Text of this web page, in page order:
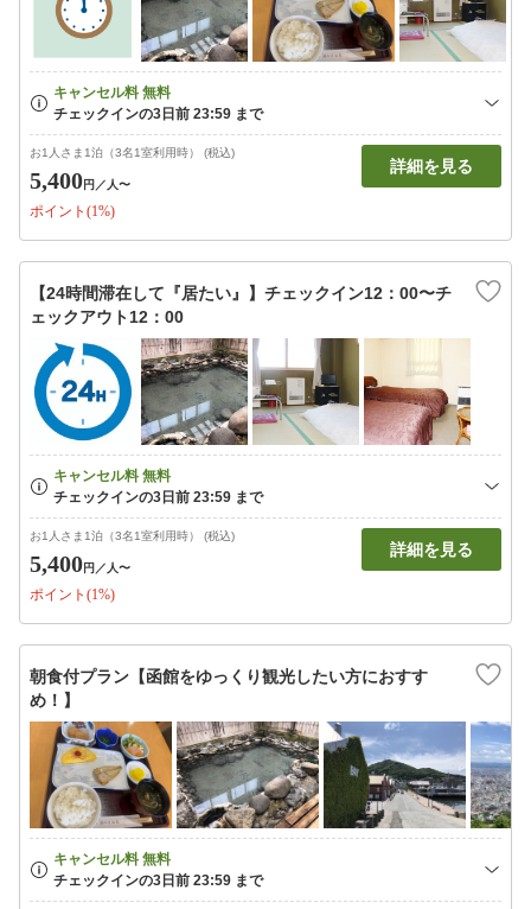
お1人さま1泊（3名1室利用時） (税込)
5,400円 ／人〜
ポイント(1%)
詳細を見る
【24時間滞在して『居たい』】チェックイン12：00〜チ
ェックアウト12：00
お1人さま1泊（3名1室利用時） (税込)
5,400円 ／人〜
ポイント(1%)
詳細を見る
朝食付プラン【函館をゆっくり観光したい方におすす
め！】